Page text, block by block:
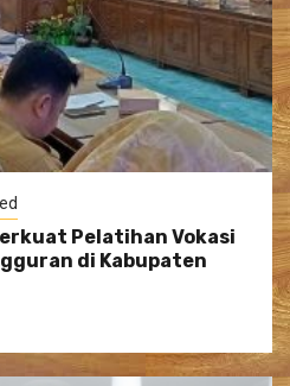
Pelatihan Vokasi
di Kabupaten